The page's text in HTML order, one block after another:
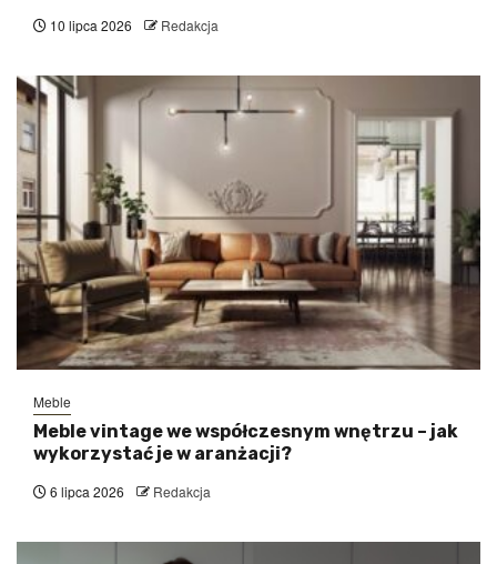
10 lipca 2026 Redakcja
Meble
Meble vintage we współczesnym wnętrzu – jak
wykorzystać je w aranżacji?
6 lipca 2026 Redakcja